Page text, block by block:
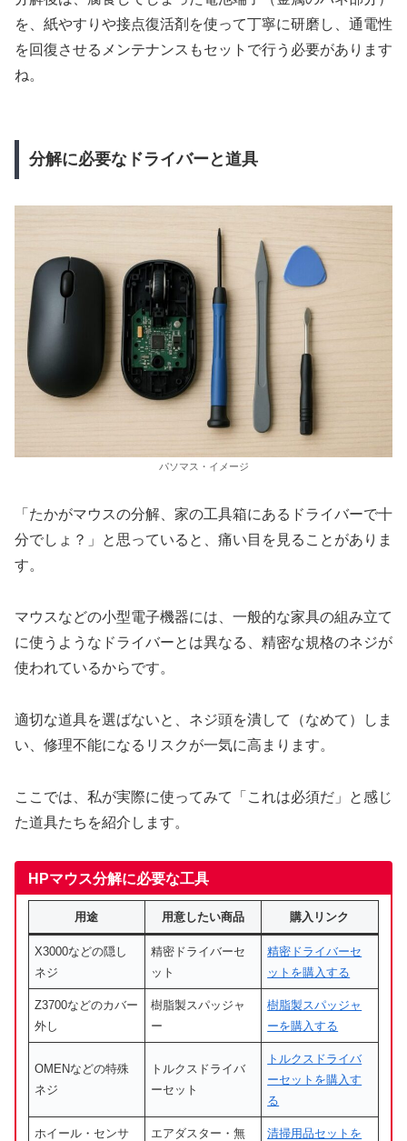
を、紙やすりや接点復活剤を使って丁寧に研磨し、通電性
を回復させるメンテナンスもセットで行う必要があります
ね。
分解に必要なドライバーと道具
パソマス・イメージ
「たかがマウスの分解、家の工具箱にあるドライバーで十
分でしょ？」と思っていると、痛い目を見ることがありま
す。
マウスなどの小型電子機器には、一般的な家具の組み立て
に使うようなドライバーとは異なる、精密な規格のネジが
使われているからです。
適切な道具を選ばないと、ネジ頭を潰して（なめて）しま
い、修理不能になるリスクが一気に高まります。
ここでは、私が実際に使ってみて「これは必須だ」と感じ
た道具たちを紹介します。
HPマウス分解に必要な工具
用途 用意したい商品 購入リンク
X3000などの隠し
ネジ
精密ドライバーセ
ット
精密ドライバーセ
ットを購入する
Z3700などのカバー
外し
樹脂製スパッジャ
ー
樹脂製スパッジャ
ーを購入する
OMENなどの特殊
ネジ
トルクスドライバ
ーセット
トルクスドライバ
ーセットを購入す
る
ホイール・センサ
エアダスター・無
清掃用品セットを